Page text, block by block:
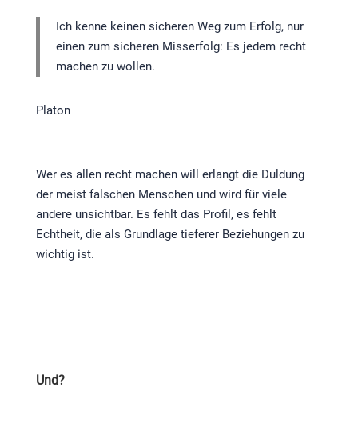
Ich kenne keinen sicheren Weg zum Erfolg, nur
einen zum sicheren Misserfolg: Es jedem recht
machen zu wollen.
Platon
Wer es allen recht machen will erlangt die Duldung
der meist falschen Menschen und wird für viele
andere unsichtbar. Es fehlt das Profil, es fehlt
Echtheit, die als Grundlage tieferer Beziehungen zu
wichtig ist.
Und?